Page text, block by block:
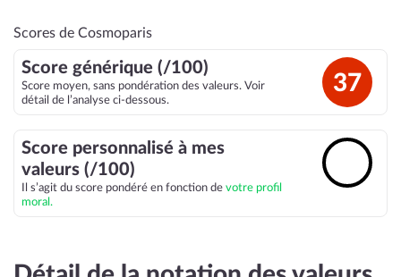
Scores de Cosmoparis
Score générique (/100)
Score moyen, sans pondération des valeurs. Voir
détail de l’analyse ci-dessous.
37
Score personnalisé à mes
valeurs (/100)
Il s’agit du score pondéré en fonction de votre profil
moral.